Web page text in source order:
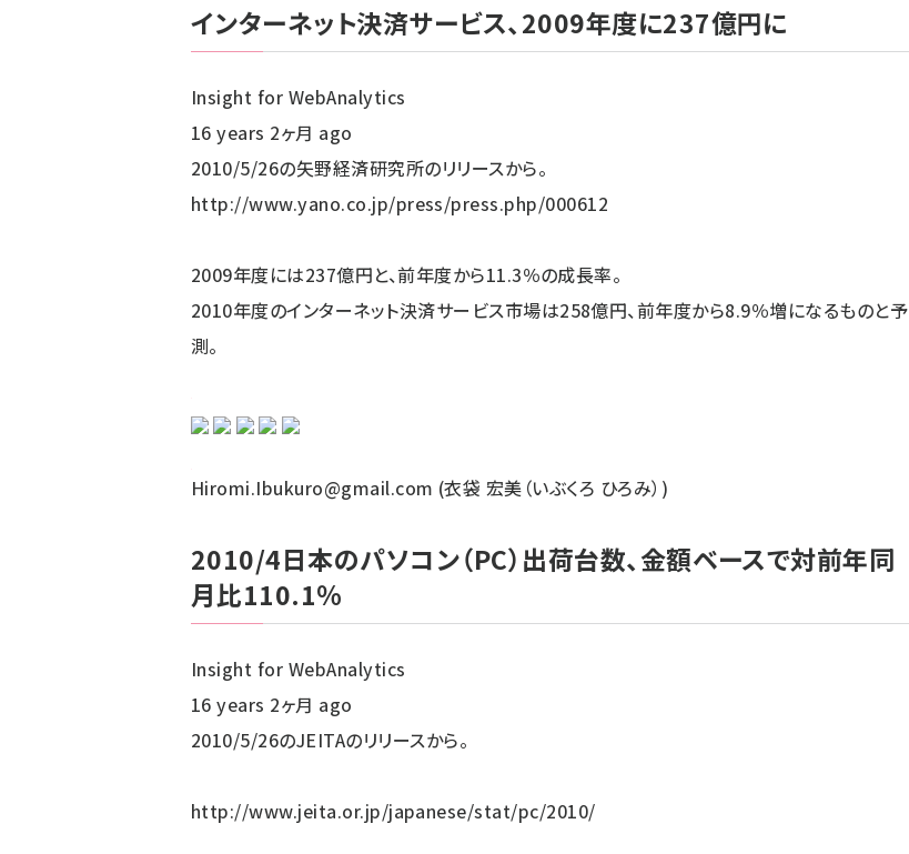
インターネット決済サービス、2009年度に237億円に
Insight for WebAnalytics
16 years 2ヶ月 ago
2010/5/26の矢野経済研究所のリリースから。
http://www.yano.co.jp/press/press.php/000612
2009年度には237億円と、前年度から11.3％の成長率。
2010年度のインターネット決済サービス市場は258億円、前年度から8.9％増になるものと予
測。
Hiromi.Ibukuro@gmail.com (衣袋 宏美（いぶくろ ひろみ）)
2010/4日本のパソコン（PC）出荷台数、金額ベースで対前年同
月比110.1％
Insight for WebAnalytics
16 years 2ヶ月 ago
2010/5/26のJEITAのリリースから。
http://www.jeita.or.jp/japanese/stat/pc/2010/